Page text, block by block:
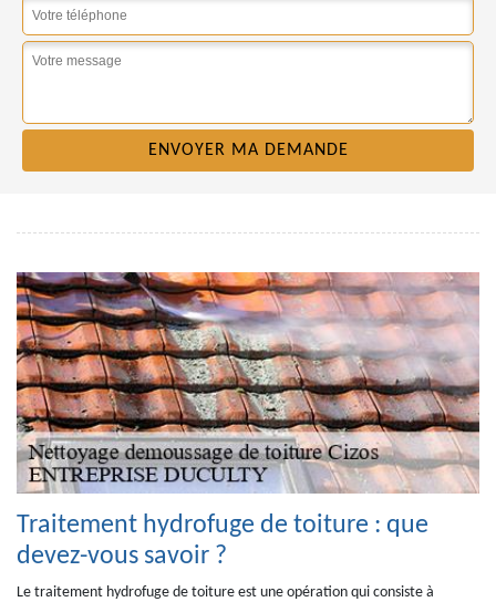
Traitement hydrofuge de toiture : que
devez-vous savoir ?
Le traitement hydrofuge de toiture est une opération qui consiste à